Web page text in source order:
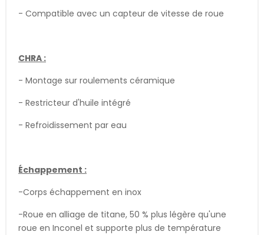
- Compatible avec un capteur de vitesse de roue
CHRA :
- Montage sur roulements céramique
- Restricteur d'huile intégré
- Refroidissement par eau
Échappement :
-Corps échappement en inox
-Roue en alliage de titane, 50 % plus légère qu'une
roue en Inconel et supporte plus de température